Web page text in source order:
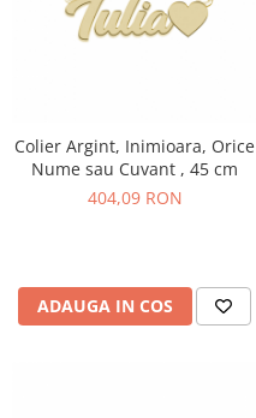
Colier Argint, Inimioara, Orice
Nume sau Cuvant , 45 cm
404,09 RON
ADAUGA IN COS